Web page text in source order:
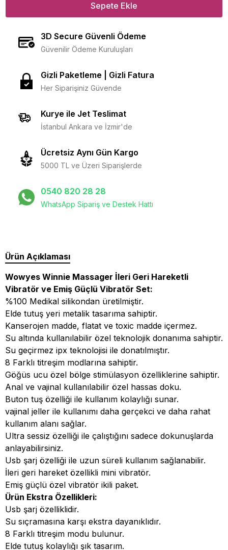
Sepete Ekle
3D Secure Güvenli Ödeme
Güvenilir Ödeme Kuruluşları
Gizli Paketleme | Gizli Fatura
Her Siparişiniz Güvende
Kurye ile Jet Teslimat
İstanbul Ankara ve İzmir'de
Ücretsiz Aynı Gün Kargo
5000 TL ve Üzeri Siparişlerde
0540 820 28 28
WhatsApp Sipariş ve Destek Hattı
Ürün Açıklaması
Wowyes Winnie Massager İleri Geri Hareketli
Vibratör ve Emiş Güçlü Vibratör Set:
%100 Medikal silikondan üretilmiştir.
Elde tutuş yeri metalik tasarıma sahiptir.
Kanserojen madde, flatat ve toxic madde içermez.
Su altında kullanılabilir özel teknolojik donanıma sahiptir.
Su geçirmez ipx teknolojisi ile donatılmıştır.
8 Farklı titreşim modlarına sahiptir.
Göğüs ucu özel bölge stimülasyon özelliklerine sahiptir.
Anal ve vajinal kullanılabilir özel hassas doku.
Buton tuş özelliği ile kullanım kolaylığı sunar.
vajinal jeller ile kullanımı daha gerçekci ve daha rahat
kullanım alanı sağlar.
Ultra sessiz özelliği ile çalıştığını sadece dokunuşlarda
anlayabilirsiniz.
Usb şarj özelliği ile uzun süreli kullanım sağlanabilir.
İleri geri hareket özellikli mini vibratör.
Emiş güçlü özel vibratör ikili paket.
Ürün Ekstra Özellikleri:
Usb şarj özelliklidir.
Su sıçramasına karşı ekstra dayanıklıdır.
8 Farklı titreşim modu bulunur.
Elde tutuş kolaylığı şık tasarım.